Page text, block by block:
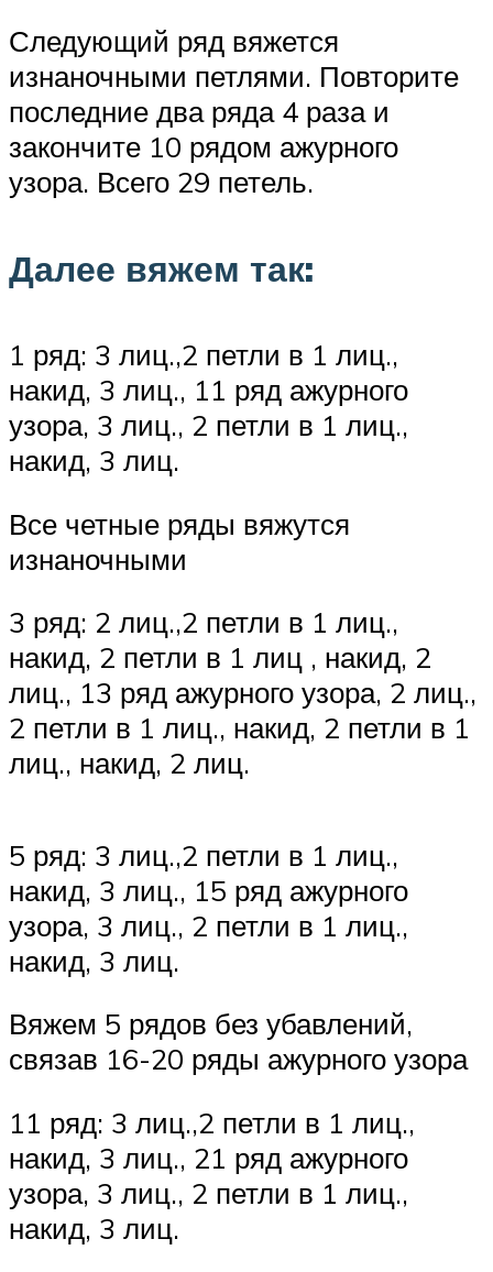
Следующий ряд вяжется
изнаночными петлями. Повторите
последние два ряда 4 раза и
закончите 10 рядом ажурного
узора. Всего 29 петель.
Далее вяжем так:
1 ряд: 3 лиц.,2 петли в 1 лиц.,
накид, 3 лиц., 11 ряд ажурного
узора, 3 лиц., 2 петли в 1 лиц.,
накид, 3 лиц.
Все четные ряды вяжутся
изнаночными
3 ряд: 2 лиц.,2 петли в 1 лиц.,
накид, 2 петли в 1 лиц , накид, 2
лиц., 13 ряд ажурного узора, 2 лиц.,
2 петли в 1 лиц., накид, 2 петли в 1
лиц., накид, 2 лиц.
5 ряд: 3 лиц.,2 петли в 1 лиц.,
накид, 3 лиц., 15 ряд ажурного
узора, 3 лиц., 2 петли в 1 лиц.,
накид, 3 лиц.
Вяжем 5 рядов без убавлений,
связав 16-20 ряды ажурного узора
11 ряд: 3 лиц.,2 петли в 1 лиц.,
накид, 3 лиц., 21 ряд ажурного
узора, 3 лиц., 2 петли в 1 лиц.,
накид, 3 лиц.